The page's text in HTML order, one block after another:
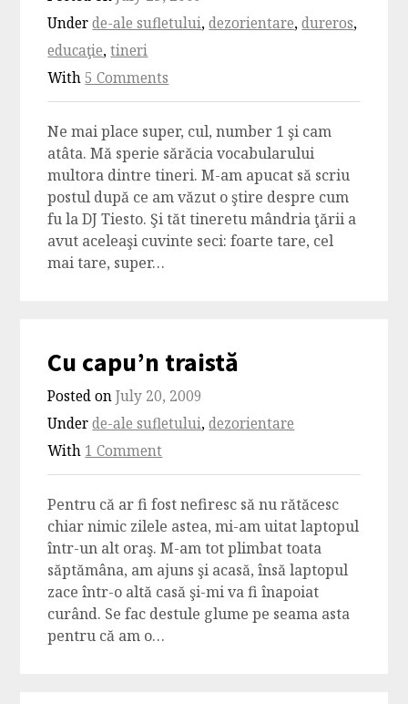
Underde-ale sufletului,dezorientare,dureros,
educaţie,tineri
With5 Comments
Ne mai place super, cul, number 1 şi cam
atâta. Mă sperie sărăcia vocabularului
multora dintre tineri. M-am apucat să scriu
postul după ce am văzut o ştire despre cum
fu la DJ Tiesto. Şi tăt tineretu mândria ţării a
avut aceleaşi cuvinte seci: foarte tare, cel
mai tare, super…
Cu capu’n traistă
Posted onJuly 20, 2009
Underde-ale sufletului,dezorientare
With 1 Comment
Pentru că ar fi fost nefiresc să nu rătăcesc
chiar nimic zilele astea, mi-am uitat laptopul
într-un alt oraş. M-am tot plimbat toata
săptămâna, am ajuns şi acasă, însă laptopul
zace într-o altă casă şi-mi va fi înapoiat
curând. Se fac destule glume pe seama asta
pentru că am o…